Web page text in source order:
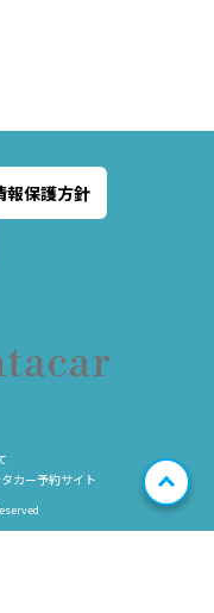
報保護方針
カー予約サイト